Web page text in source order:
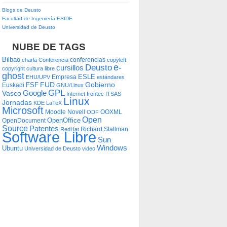
Blogs de Deusto
Facultad de Ingeniería-ESIDE
Universidad de Deusto
NUBE DE TAGS
Bilbao charla Conferencia conferencias copyleft
copyright cultura libre cursillos Deustoe-
ghost EHU/UPV Empresa ESLE estándares
Euskadi FSF FUD GNU/Linux Gobierno
Vasco Google GPL Internet Irontec ITSAS
Jornadas KDE LaTeX Linux
Microsoft Moodle Novell ODF OOXML
OpenDocument OpenOffice Open
Source Patentes RedHat Richard Stallman
Software Libre Sun
Ubuntu Universidad de Deusto video Windows